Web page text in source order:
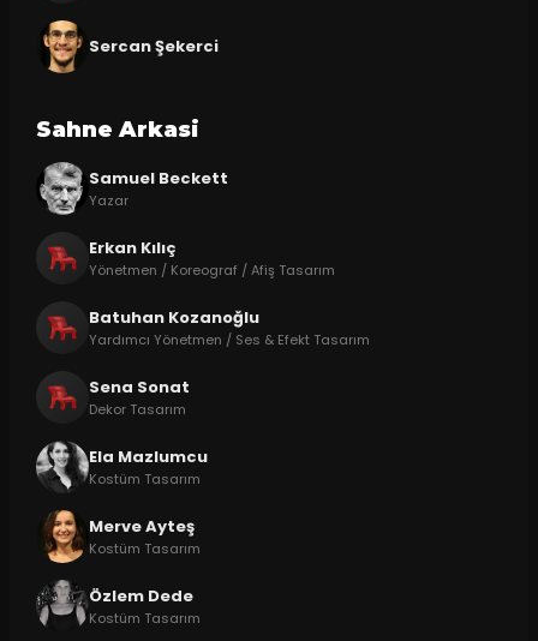
Sercan Şekerci
Sahne Arkasi
Samuel Beckett
Yazar
Erkan Kılıç
Yönetmen / Koreograf / Afiş Tasarım
Batuhan Kozanoğlu
Yardımcı Yönetmen / Ses & Efekt Tasarım
Sena Sonat
Dekor Tasarım
Ela Mazlumcu
Kostüm Tasarım
Merve Ayteş
Kostüm Tasarım
Özlem Dede
Kostüm Tasarım